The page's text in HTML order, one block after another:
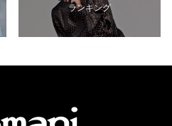
ランキング